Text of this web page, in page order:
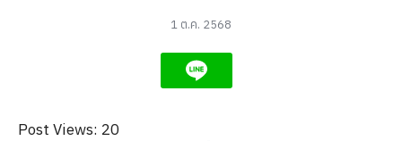
1 ต.ค. 2568
Post Views: 20